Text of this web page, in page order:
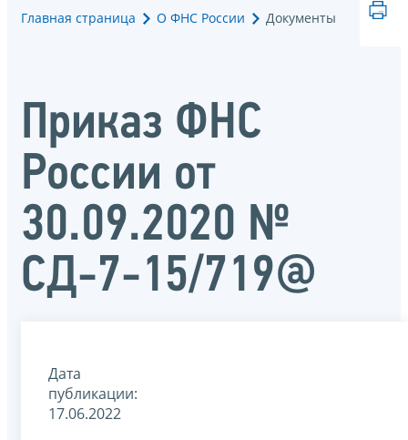
Главная страница О ФНС России Документы
Приказ ФНС
России от
30.09.2020 №
СД-7-15/719@
Дата
публикации:
17.06.2022